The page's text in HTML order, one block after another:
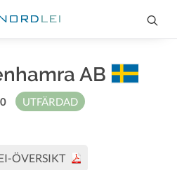
AB
UTFÄRDAD
ÖVERSIKT